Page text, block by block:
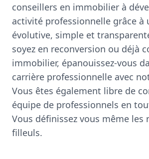
conseillers en immobilier à
activité professionnelle grâce à
évolutive, simple et
soyez en reconversion ou déjà
immobilier, épanouissez-vous
carrière professionnelle avec
Vous êtes également libre de
équipe de professionnels en
Vous définissez vous même les
filleuls.